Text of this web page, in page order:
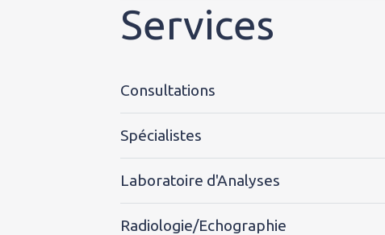
Services
Consultations
Spécialistes
Laboratoire d'Analyses
Radiologie/Echographie